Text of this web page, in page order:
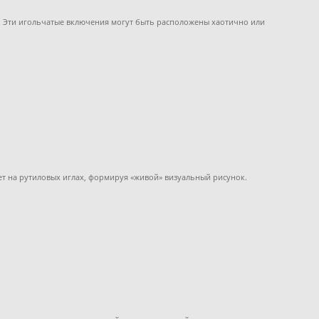
Эти игольчатые включения могут быть расположены хаотично или
на рутиловых иглах, формируя «живой» визуальный рисунок.